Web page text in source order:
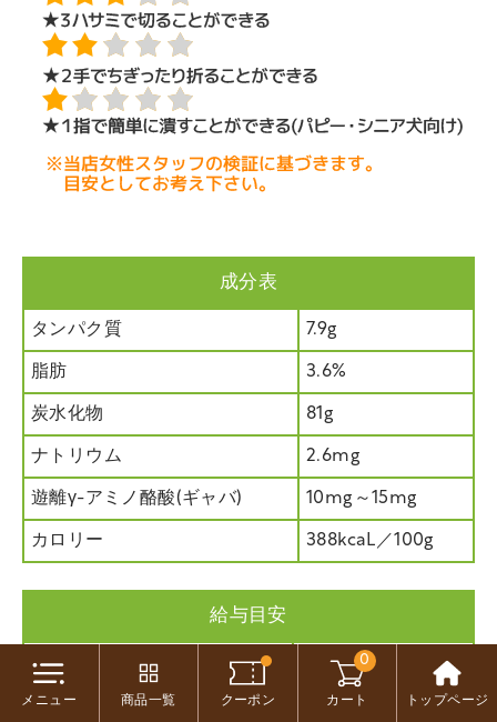
成分表
タンパク質 7.9g
脂肪 3.6%
炭水化物 81g
ナトリウム 2.6mg
遊離γ-アミノ酪酸(ギャバ) 10mg～15mg
カロリー 388kcaL／100g
給与目安
体重1～5kg 3～10g
体重5～10kg 10～20g
メニュー 商品一覧 クーポン
0
カート トップページ